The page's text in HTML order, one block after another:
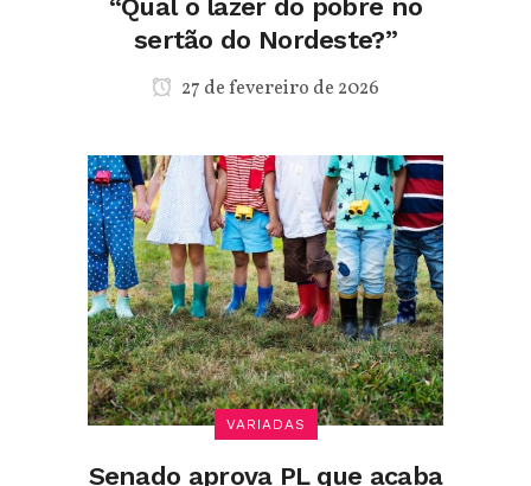
“Qual o lazer do pobre no
sertão do Nordeste?”
27 de fevereiro de 2026
VARIADAS
Senado aprova PL que acaba